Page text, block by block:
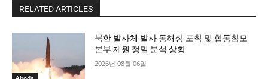
RELATED ARTICLES
북한 발사체 발사 동해상 포착 및 합동참모
본부 제원 정밀 분석 상황
2026년 08월 06일